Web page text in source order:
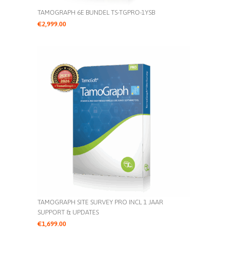
TAMOGRAPH 6E BUNDEL TS-TGPRO-1YSB
€2,999.00
TAMOGRAPH SITE SURVEY PRO INCL 1 JAAR
SUPPORT & UPDATES
€1,699.00